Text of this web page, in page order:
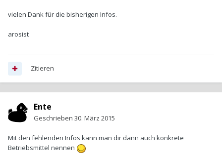
vielen Dank für die bisherigen Infos.
arosist
Zitieren
Ente
Geschrieben 30. März 2015
Mit den fehlenden Infos kann man dir dann auch konkrete
Betriebsmittel nennen